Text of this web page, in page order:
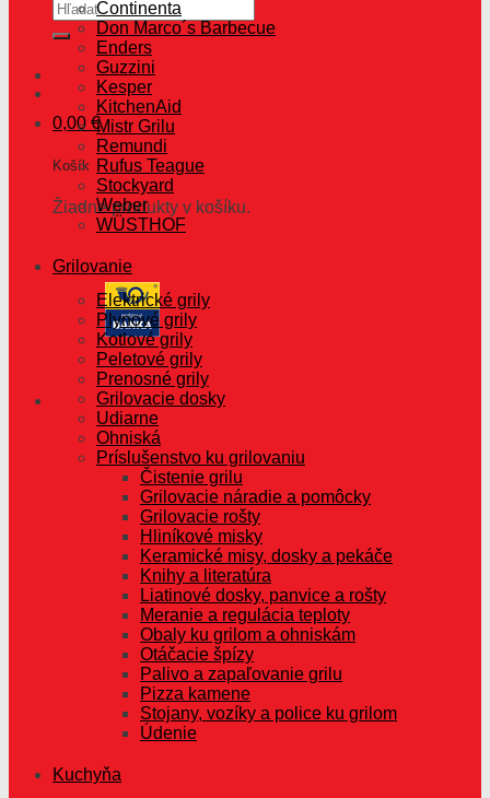
Hľadať:
0,00 €
Košík
Žiadne produkty v košíku.
Continenta
Don Marco´s Barbecue
Enders
Guzzini
Kesper
KitchenAid
Mistr Grilu
Remundi
Rufus Teague
Stockyard
Weber
WÜSTHOF
Grilovanie
Elektrické grily
Plynové grily
Kotlové grily
Peletové grily
Prenosné grily
Grilovacie dosky
Udiarne
Ohniská
Príslušenstvo ku grilovaniu
Čistenie grilu
Grilovacie náradie a pomôcky
Grilovacie rošty
Hliníkové misky
Keramické misy, dosky a pekáče
Knihy a literatúra
Liatinové dosky, panvice a rošty
Meranie a regulácia teploty
Obaly ku grilom a ohniskám
Otáčacie špízy
Palivo a zapaľovanie grilu
Pizza kamene
Stojany, vozíky a police ku grilom
Údenie
Kuchyňa